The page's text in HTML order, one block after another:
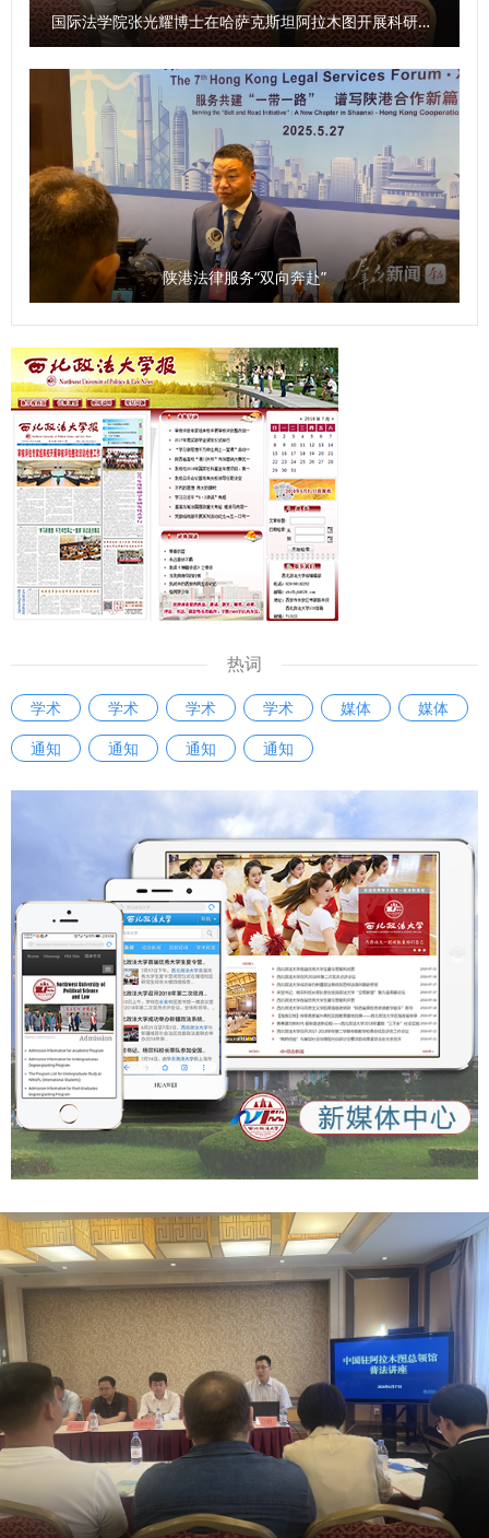
国际法学院张光耀博士在哈萨克斯坦阿拉木图开展科研与社会服务活动
陕港法律服务“双向奔赴”
热词
学术 学术 学术 学术 媒体
媒体
通知
通知 通知 通知